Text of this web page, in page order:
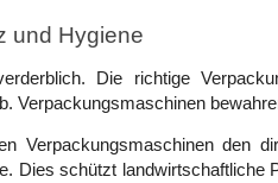
und Hygiene
Die richtige
Verpackungsmaschinen
Verpackungsmaschinen den
Dies schützt landwirtschaftliche